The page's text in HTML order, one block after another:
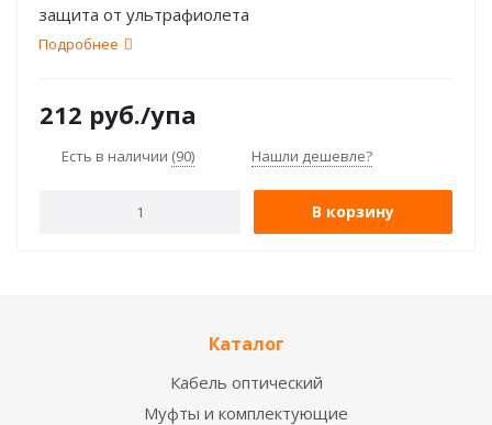
защита от ультрафиолета
Подробнее
212 руб./упа
Есть в наличии (90) Нашли дешевле?
В корзину
Каталог
Кабель оптический
Муфты и комплектующие